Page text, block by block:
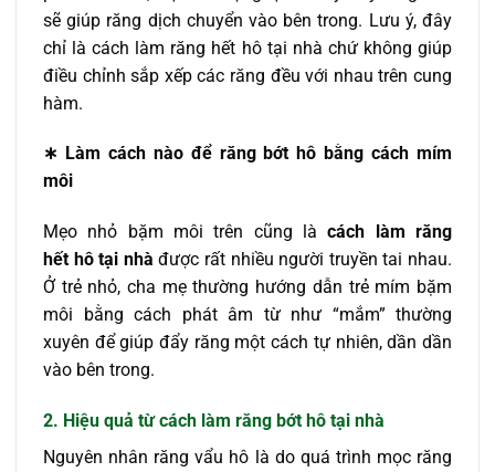
sẽ giúp răng dịch chuyển vào bên trong. Lưu ý, đây
chỉ là cách làm răng hết hô tại nhà chứ không giúp
điều chỉnh sắp xếp các răng đều với nhau trên cung
hàm.
∗ Làm cách nào để răng bớt hô bằng cách mím
môi
Mẹo nhỏ bặm môi trên cũng làcách làm răng
hết hô tại nhà được rất nhiều người truyền tai nhau.
Ở trẻ nhỏ, cha mẹ thường hướng dẫn trẻ mím bặm
môi bằng cách phát âm từ như “mắm” thường
xuyên để giúp đẩy răng một cách tự nhiên, dần dần
vào bên trong.
2. Hiệu quả từcách làm răng bớt hô tại nhà
Nguyên nhân răng vẩu hô là do quá trình mọc răng